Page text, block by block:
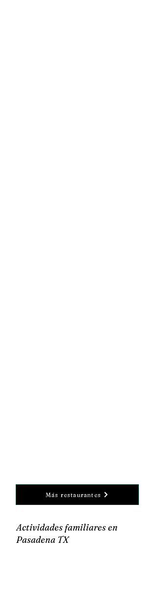
Más restaurantes
Actividades familiares en
Pasadena TX